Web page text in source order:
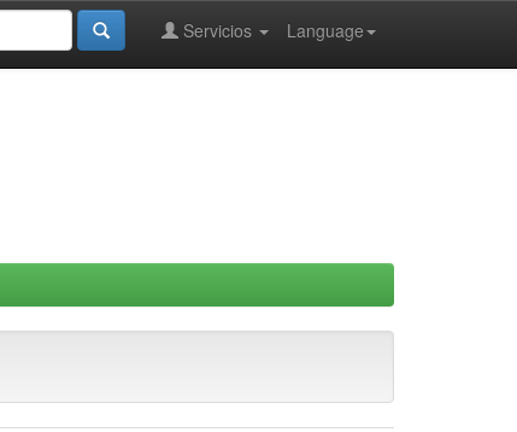
Language
Servicios